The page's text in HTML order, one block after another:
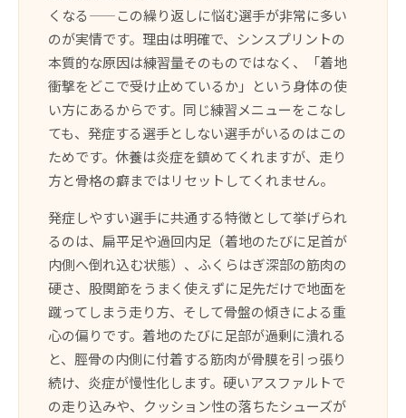
くなる——この繰り返しに悩む選手が非常に多い
のが実情です。理由は明確で、シンスプリントの
本質的な原因は練習量そのものではなく、「着地
衝撃をどこで受け止めているか」という身体の使
い方にあるからです。同じ練習メニューをこなし
ても、発症する選手としない選手がいるのはこの
ためです。休養は炎症を鎮めてくれますが、走り
方と骨格の癖まではリセットしてくれません。
発症しやすい選手に共通する特徴として挙げられ
るのは、扁平足や過回内足（着地のたびに足首が
内側へ倒れ込む状態）、ふくらはぎ深部の筋肉の
硬さ、股関節をうまく使えずに足先だけで地面を
蹴ってしまう走り方、そして骨盤の傾きによる重
心の偏りです。着地のたびに足部が過剰に潰れる
と、脛骨の内側に付着する筋肉が骨膜を引っ張り
続け、炎症が慢性化します。硬いアスファルトで
の走り込みや、クッション性の落ちたシューズが